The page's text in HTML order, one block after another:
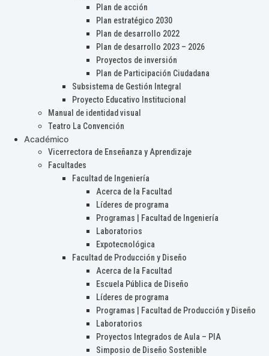
Plan de acción
Plan estratégico 2030
Plan de desarrollo 2022
Plan de desarrollo 2023 – 2026
Proyectos de inversión
Plan de Participación Ciudadana
Subsistema de Gestión Integral
Proyecto Educativo Institucional
Manual de identidad visual
Teatro La Convención
Académico
Vicerrectora de Enseñanza y Aprendizaje
Facultades
Facultad de Ingeniería
Acerca de la Facultad
Líderes de programa
Programas | Facultad de Ingeniería
Laboratorios
Expotecnológica
Facultad de Producción y Diseño
Acerca de la Facultad
Escuela Pública de Diseño
Líderes de programa
Programas | Facultad de Producción y Diseño
Laboratorios
Proyectos Integrados de Aula – PIA
Simposio de Diseño Sostenible